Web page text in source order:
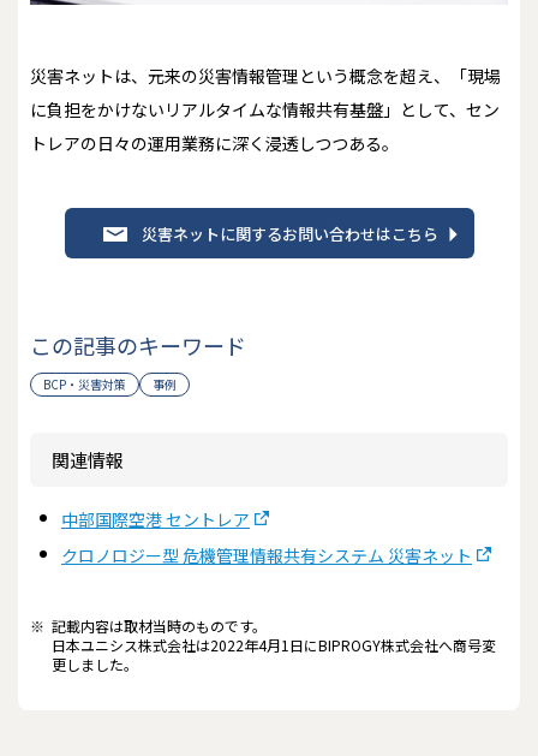
災害ネットは、元来の災害情報管理という概念を超え、「現場
に負担をかけないリアルタイムな情報共有基盤」として、セン
トレアの日々の運用業務に深く浸透しつつある。
災害ネットに関するお問い合わせはこちら
この記事のキーワード
BCP・災害対策 事例
関連情報
中部国際空港 セントレア
クロノロジー型 危機管理情報共有システム 災害ネット
※ 記載内容は取材当時のものです。
日本ユニシス株式会社は2022年4月1日にBIPROGY株式会社へ商号変
更しました。